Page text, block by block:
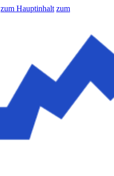
zum Hauptinhalt zum